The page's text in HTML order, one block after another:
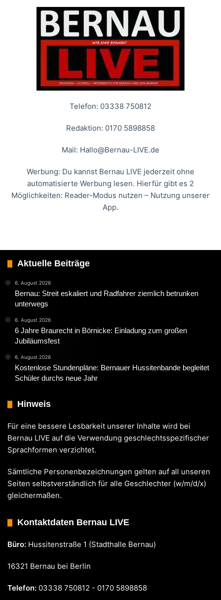
Telefon: 03338 750812
Redaktion: 0170 5898858
Mail: Hallo@Bernau-LIVE.de
Werbung: Du kannst Bernau LIVE jederzeit ohne
automatisierte Werbung lesen. Hierfür gibt es 2
Möglichkeiten: Reader-Modus nutzen – Nutzung unserer
App.
Aktuelle Beiträge
6. August 2026
Bernau: Streit eskaliert und Radfahrer ziemlich betrunken
unterwegs
6. August 2026
6 Jahre Braurecht in Börnicke: Einladung zum großen
Jubiläumsfest
6. August 2026
Kostenlose Stundenpläne: Bernauer Hussitenbande begleitet
Schüler durchs neue Jahr
Hinweis
Für eine bessere Lesbarkeit unserer Inhalte wird bei
Bernau LIVE auf die Verwendung geschlechtsspezifischer
Sprachformen verzichtet.
Sämtliche Personenbezeichnungen gelten auf all unseren
Seiten selbstverständlich für alle Geschlechter (w/m/d/x)
gleichermaßen.
Kontaktdaten Bernau LIVE
Büro: Hussitenstraße 1 (Stadthalle Bernau)
16321 Bernau bei Berlin
Telefon: 03338 750812 - 0170 5898858